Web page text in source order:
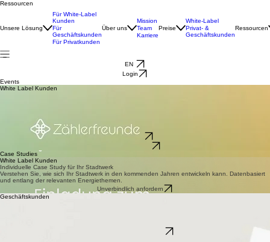
Ressourcen
Unsere Lösung
Für White-Label
Kunden
Für
Geschäftskunden
Für Privatkunden
Über uns
Mission
Team
Karriere
Preise
White-Label
Privat- &
Geschäftskunden
Ressourcen
EN
Login
Events
White Label Kunden
konkrete Einblicke in digitale Energieangebote und Breakout-Sessions im Mittelpunkt stehen. Die
Plätze sind begrenzt, eine frühzeitige Anmeldung lohnt sich daher!
Zum Flyer
Case Studies
White Label Kunden
Individuelle Case Study für Ihr Stadtwerk
Verstehen Sie, wie sich Ihr Stadtwerk in den kommenden Jahren entwickeln kann. Datenbasiert
und entlang der relevanten Energiethemen.
Unverbindlich anfordern
Geschäftskunden